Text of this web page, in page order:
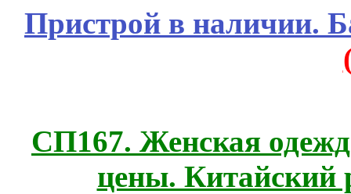
Пристрой в наличии.
СП167. Женская
цены. Китайский